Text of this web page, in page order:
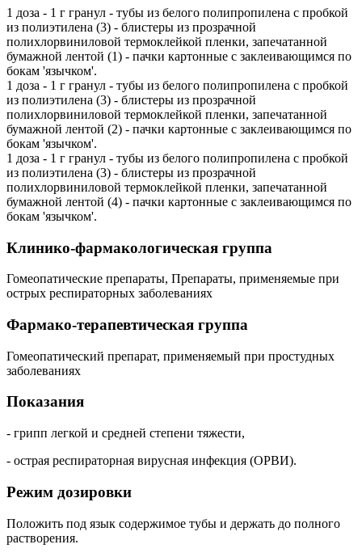
1 доза - 1 г гранул - тубы из белого полипропилена с пробкой
из полиэтилена (3) - блистеры из прозрачной
полихлорвиниловой термоклейкой пленки, запечатанной
бумажной лентой (1) - пачки картонные с заклеивающимся по
бокам 'язычком'.
1 доза - 1 г гранул - тубы из белого полипропилена с пробкой
из полиэтилена (3) - блистеры из прозрачной
полихлорвиниловой термоклейкой пленки, запечатанной
бумажной лентой (2) - пачки картонные с заклеивающимся по
бокам 'язычком'.
1 доза - 1 г гранул - тубы из белого полипропилена с пробкой
из полиэтилена (3) - блистеры из прозрачной
полихлорвиниловой термоклейкой пленки, запечатанной
бумажной лентой (4) - пачки картонные с заклеивающимся по
бокам 'язычком'.
Клинико-фармакологическая группа
Гомеопатические препараты, Препараты, применяемые при
острых респираторных заболеваниях
Фармако-терапевтическая группа
Гомеопатический препарат, применяемый при простудных
заболеваниях
Показания
- грипп легкой и средней степени тяжести,
- острая респираторная вирусная инфекция (ОРВИ).
Режим дозировки
Положить под язык содержимое тубы и держать до полного
растворения.